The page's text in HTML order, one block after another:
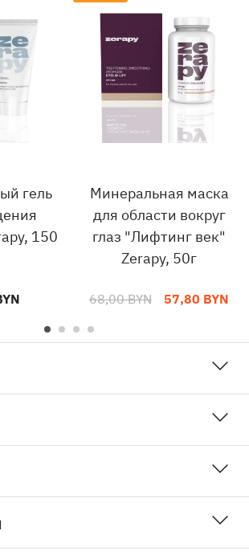
гель
150
Минеральная маска
для области вокруг
глаз "Лифтинг век"
Zerapy, 50г
68,00 BYN 57,80 BYN